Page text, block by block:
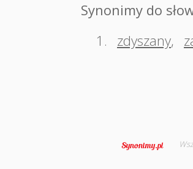
Synonimy do
1.
zdyszany,